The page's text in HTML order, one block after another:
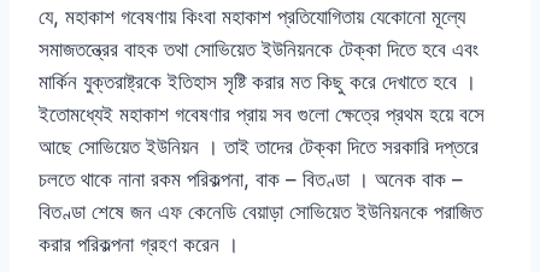
যে, মহাকাশ গবেষণায় কিংবা মহাকাশ প্রতিযোগিতায় যেকোনো মূল্যে
সমাজতন্ত্রের বাহক তথা সোভিয়েত ইউনিয়নকে টেক্কা দিতে হবে এবং
মার্কিন যুক্তরাষ্ট্রকে ইতিহাস সৃষ্টি করার মত কিছু করে দেখাতে হবে ।
ইতোমধ্যেই মহাকাশ গবেষণার প্রায় সব গুলো ক্ষেত্রে প্রথম হয়ে বসে
আছে সোভিয়েত ইউনিয়ন । তাই তাদের টেক্কা দিতে সরকারি দপ্তরে
চলতে থাকে নানা রকম পরিকল্পনা, বাক – বিতণ্ডা । অনেক বাক –
বিতণ্ডা শেষে জন এফ কেনেডি বেয়াড়া সোভিয়েত ইউনিয়নকে পরাজিত
করার পরিকল্পনা গ্রহণ করেন ।